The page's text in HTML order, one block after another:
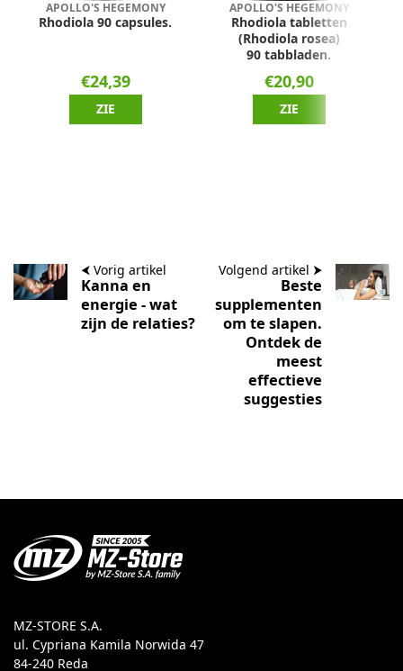
APOLLO'S HEGEMONY
Rhodiola 90 capsules.
€24,39
ZIE
APOLLO'S HEGEMONY
Rhodiola tabletten
(Rhodiola rosea)
90 tabbladen.
€20,90
ZIE
⮜ Vorig artikel
Kanna en
energie - wat
zijn de relaties?
Volgend artikel ⮞
Beste
supplementen
om te slapen.
Ontdek de
meest
effectieve
suggesties
MZ-STORE S.A.
ul. Cypriana Kamila Norwida 47
84-240 Reda